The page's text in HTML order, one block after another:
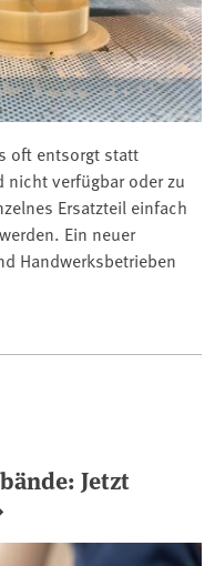
oft entsorgt statt
nicht verfügbar oder zu
Ersatzteil einfach
Ein neuer
Handwerksbetrieben
Jetzt